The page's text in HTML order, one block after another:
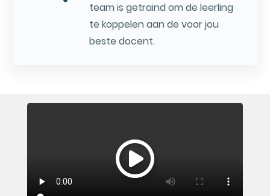
team is getraind om de leerling
te koppelen aan de voor jou
beste docent.